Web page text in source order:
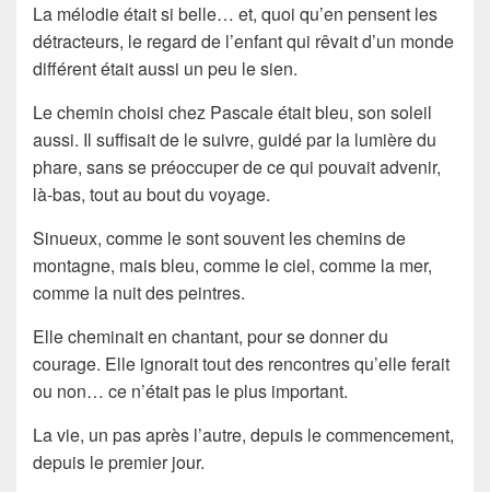
La mélodie était si belle… et, quoi qu’en pensent les
détracteurs, le regard de l’enfant qui rêvait d’un monde
différent était aussi un peu le sien.
Le chemin choisi chez Pascale était bleu, son soleil
aussi. Il suffisait de le suivre, guidé par la lumière du
phare, sans se préoccuper de ce qui pouvait advenir,
là-bas, tout au bout du voyage.
Sinueux, comme le sont souvent les chemins de
montagne, mais bleu, comme le ciel, comme la mer,
comme la nuit des peintres.
Elle cheminait en chantant, pour se donner du
courage. Elle ignorait tout des rencontres qu’elle ferait
ou non… ce n’était pas le plus important.
La vie, un pas après l’autre, depuis le commencement,
depuis le premier jour.